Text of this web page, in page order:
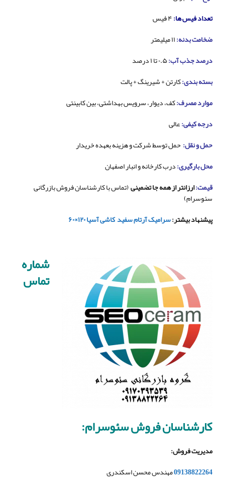
تعداد فیس ها:
ضخامت بدنه:
درصد جذب آب:
بسته بندی:کارتن + شیرینگ + پالت
موارد مصرف:کف، دیوار، سرویس بهداشتی، بین کابینتی
درجه کیفی:عالی
حمل و نقل: حمل توسط شرکت و هزینه بعهده خریدار
محل بارگیری:درب کارخانه و انبار اصفهان
قیمت:ارزانتر از همه جا تضمینی(تماس با کارشناسان فروش بازرگانی
سئوسرام)
پیشنهاد بیشتر:سرامیک آرتام سفید کاشی آسیا ۱۲۰×۶۰
شماره
تماس
کارشناسان فروش سئوسرام:
مدیریت فروش:
09138822264مهندس محسن اسکندری